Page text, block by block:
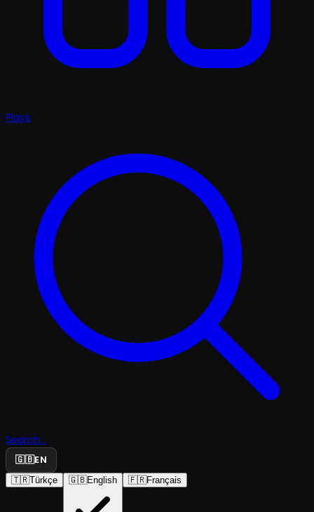
Plays
Search...
🇬🇧EN
🇹🇷Türkçe 🇬🇧English 🇫🇷Français